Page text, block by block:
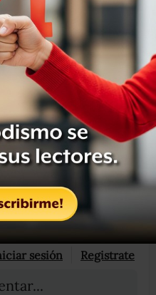
cerrar filas en torno a la
a lo largo de tres
construyendo, este es el
electorales”.
Leer después
sesión Registrate